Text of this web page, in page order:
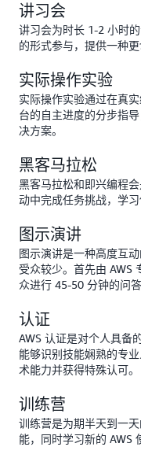
讲习会
讲习会为时长 1-2 小时
的形式参与，提供一种更
实际操作实验
实际操作实验通过在真
台的自主进度的分步指
决方案。
黑客马拉松
黑客马拉松和即兴编程
动中完成任务挑战，学习
图示演讲
图示演讲是一种高度互动
受众较少。首先由 AWS
众进行 45-50 分钟的问答
认证
AWS 认证是对个人具备
能够识别技能娴熟的专
术能力并获得特殊认可。
训练营
训练营是为期半天到一
能，同时学习新的 AWS